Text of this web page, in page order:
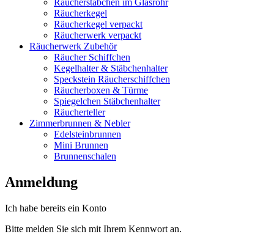
Räucherstäbchen im Glasrohr
Räucherkegel
Räucherkegel verpackt
Räucherwerk verpackt
Räucherwerk Zubehör
Räucher Schiffchen
Kegelhalter & Stäbchenhalter
Speckstein Räucherschiffchen
Räucherboxen & Türme
Spiegelchen Stäbchenhalter
Räucherteller
Zimmerbrunnen & Nebler
Edelsteinbrunnen
Mini Brunnen
Brunnenschalen
Anmeldung
Ich habe bereits ein Konto
Bitte melden Sie sich mit Ihrem Kennwort an.